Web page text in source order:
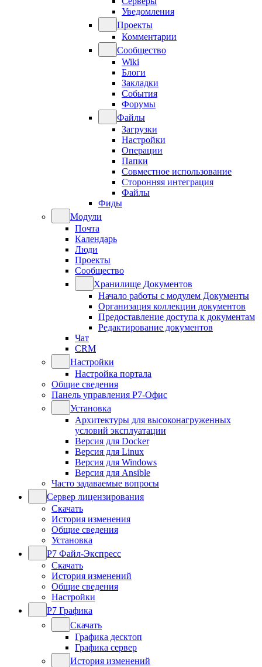
Уведомления
Проекты
Комментарии
Сообщество
Wiki
Блоги
Закладки
События
Форумы
Файлы
Загрузки
Настройки
Операции
Папки
Совместное использование
Сторонняя интеграция
Файлы
Фиды
Модули
Почта
Календарь
Люди
Проекты
Сообщество
Хранилище Документов
Начало работы с модулем Документы
Организация коллекции документов
Предоставление доступа к документам
Редактирование документов
Чат
CRM
Настройки
Настройка портала
Общие сведения
Панель управления Р7-Офис
Установка
Архитектуры для высоконагруженных
условий эксплуатации
Версия для Docker
Версия для Linux
Версия для Windows
Версия для Ansible
Часто задаваемые вопросы
Сервер лицензирования
Скачать
История изменения
Общие сведения
Установка
Р7 Файл-Экспресс
Скачать
История изменений
Общие сведения
Настройки
Р7 Графика
Скачать
Графика десктоп
Графика сервер
История изменений